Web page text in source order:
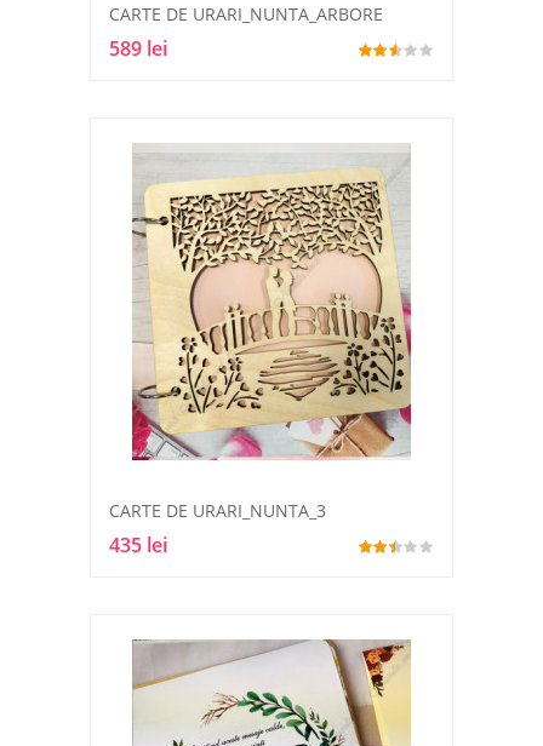
CARTE DE URARI_NUNTA_ARBORE
589 lei
CARTE DE URARI_NUNTA_3
435 lei